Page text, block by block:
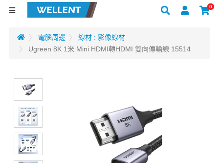
0
電腦周邊
線材 : 影像線材
Ugreen 8K 1米 Mini HDMI轉HDMI 雙向傳輸線 15514